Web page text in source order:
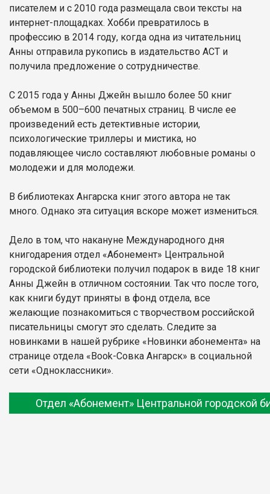
писателем и с 2010 года размещала свои тексты на
интернет-площадках. Хобби превратилось в
профессию в 2014 году, когда одна из читательниц
Анны отправила рукопись в издательство АСТ и
получила предложение о сотрудничестве.
С 2015 года у Анны Джейн вышло более 50 книг
объемом в 500–600 печатных страниц. В числе ее
произведений есть детективные истории,
психологические триллеры и мистика, но
подавляющее число составляют любовные романы о
молодежи и для молодежи.
В библиотеках Ангарска книг этого автора не так
много. Однако эта ситуация вскоре может измениться.
Дело в том, что накануне Международного дня
книгодарения отдел «Абонемент» Центральной
городской библиотеки получил подарок в виде 18 книг
Анны Джейн в отличном состоянии. Так что после того,
как книги будут приняты в фонд отдела, все
желающие познакомиться с творчеством российской
писательницы смогут это сделать. Следите за
новинками в нашей рубрике «Новинки абонемента» на
странице отдела «Book-Совка Ангарск» в социальной
сети «Одноклассники».
Отдел «Абонемент» Центральной городской